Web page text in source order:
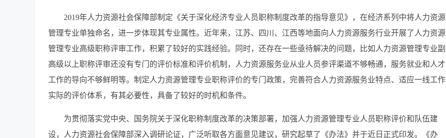
2019年人力资源社会保障部制定《关于深化经济专业人员职称制度改革的指导意见》，在经济系列中将人力资源
管理专业单独命名，进一步体现其专业属性。近年来，江苏、四川、江西等地面向人力资源服务行业开展了人力资源
管理专业高级职称评审工作，积累了较好的实践经验。同时，还存在一些亟待解决的问题，比如人力资源管理专业副
高级以上职称评审还没有专门的评价标准和评价机制，人力资源服务业从业人员参评渠道不够畅通，服务就业和人才
工作的导向不够鲜明等。制定人力资源管理专业职称评价的专门政策，完善符合人力资源服务业特点、适应一线工作
实际的评价体系，有其必要性，具备了较好的时机和条件。
为贯彻落实党中央、国务院关于深化职称制度改革的决策部署，加强人力资源管理专业人员职称评价和队伍建
设，人力资源社会保障部深入调研论证，广泛听取各方面意见建议，研究起草了《办法》并于近日正式印发。《办